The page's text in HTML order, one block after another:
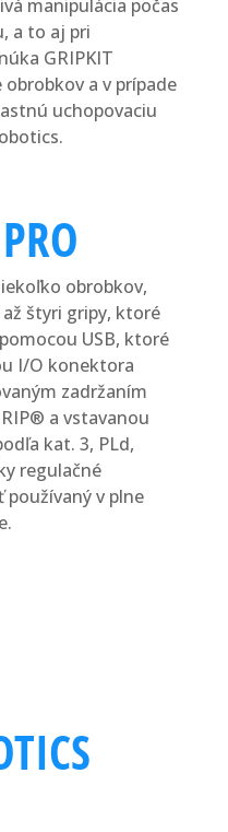
manipulácia počas
a to aj pri
GRIPKIT
a v prípade
uchopovaciu
obrobkov,
až štyri gripy, ktoré
USB, ktoré
I/O konektora
zadržaním
a vstavanou
kat. 3, PLd,
regulačné
používaný v plne